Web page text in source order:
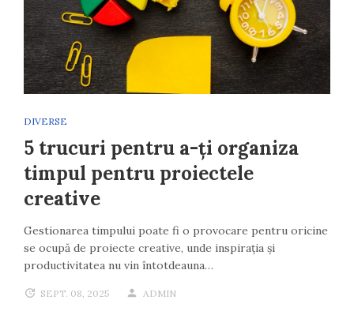
DIVERSE
5 trucuri pentru a-ți organiza
timpul pentru proiectele
creative
Gestionarea timpului poate fi o provocare pentru oricine
se ocupă de proiecte creative, unde inspirația și
productivitatea nu vin întotdeauna…
SEPT. 08, 2025 ADMIN